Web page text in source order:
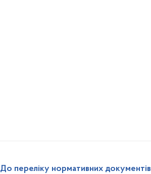
До переліку нормативних документів